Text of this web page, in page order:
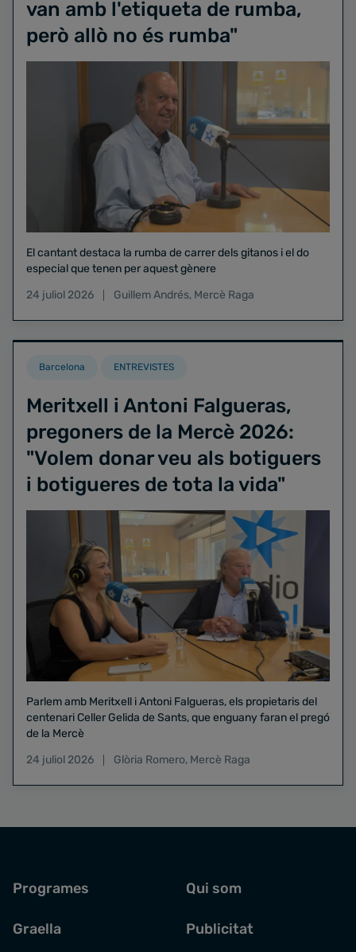
van amb l'etiqueta de rumba,
però allò no és rumba"
El cantant destaca la rumba de carrer dels gitanos i el do
especial que tenen per aquest gènere
24 juliol 2026
Guillem Andrés, Mercè Raga
Barcelona ENTREVISTES
Meritxell i Antoni Falgueras,
pregoners de la Mercè 2026:
"Volem donar veu als botiguers
i botigueres de tota la vida"
Parlem amb Meritxell i Antoni Falgueras, els propietaris del
centenari Celler Gelida de Sants, que enguany faran el pregó
de la Mercè
24 juliol 2026
Glòria Romero, Mercè Raga
Programes
Graella
Qui som
Publicitat